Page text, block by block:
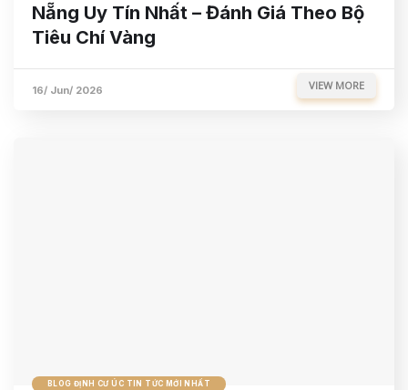
Nẵng Uy Tín Nhất – Đánh Giá Theo Bộ
Tiêu Chí Vàng
16/ Jun/ 2026 VIEW MORE
BLOG ĐỊNH CƯ ÚC TIN TỨC MỚI NHẤT